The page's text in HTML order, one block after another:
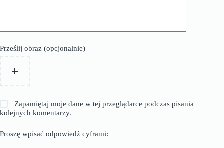
Prześlij obraz (opcjonalnie)
Zapamiętaj moje dane w tej przeglądarce podczas pisania
kolejnych komentarzy.
Proszę wpisać odpowiedź cyframi: